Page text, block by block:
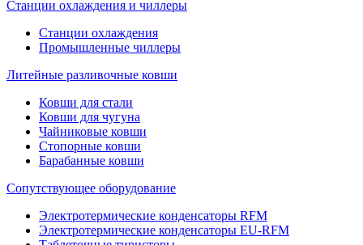
Станции охлаждения и чиллеры
Станции охлаждения
Промышленные чиллеры
Литейные разливочные ковши
Ковши для стали
Ковши для чугуна
Чайниковые ковши
Стопорные ковши
Барабанные ковши
Сопутствующее оборудование
Электротермические конденсаторы RFM
Электротермические конденсаторы EU-RFM